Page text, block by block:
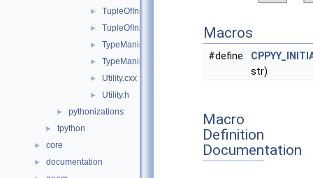
► TupleOfInstances.cxx
► TupleOfInstances.h
► TypeManip.cxx
► TypeManip.h
► Utility.cxx
► Utility.h
► pythonizations
► tpython
► core
► documentation
Macros
#define
str)
Macro
Definition
Documentation